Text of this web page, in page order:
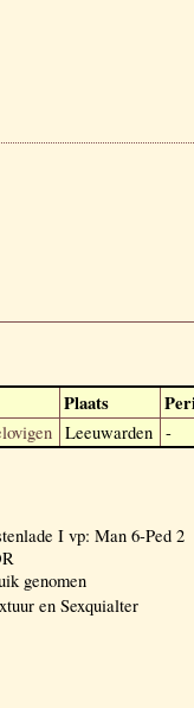
Plaats
Leeuwarden -
I vp: Man 6-Ped 2
genomen
en Sexquialter